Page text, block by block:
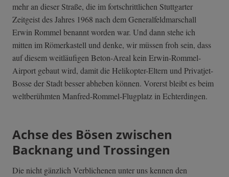
mehr an dieser Straße, die im fortschrittlichen Stuttgarter
Zeitgeist des Jahres 1968 nach dem Generalfeldmarschall
Erwin Rommel benannt worden war. Und dann stehe ich
mitten im Römerkastell und denke, wir müssen froh sein, dass
auf diesem weitläufigen Beton-Areal kein Erwin-Rommel-
Airport gebaut wird, damit die Helikopter-Eltern und Privatjet-
Bosse der Stadt besser abheben können. Vorerst bleibt es beim
weltberühmten Manfred-Rommel-Flugplatz in Echterdingen.
Achse des Bösen zwischen
Backnang und Trossingen
Die nicht gänzlich Verblichenen unter uns kennen den